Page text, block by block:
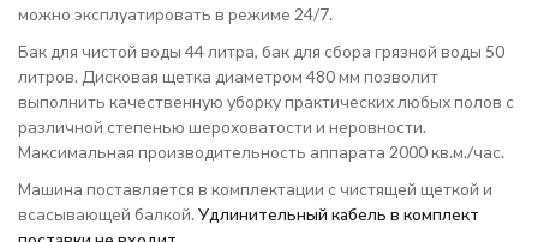
можно эксплуатировать в режиме 24/7.
Бак для чистой воды 44 литра, бак для сбора грязной воды 50
литров. Дисковая щетка диаметром 480 мм позволит
выполнить качественную уборку практических любых полов с
различной степенью шероховатости и неровности.
Максимальная производительность аппарата 2000 кв.м./час.
Машина поставляется в комплектации с чистящей щеткой и
всасывающей балкой. Удлинительный кабель в комплект